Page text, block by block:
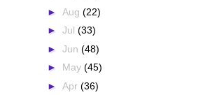
► Aug (22)
► Jul (33)
► Jun (48)
► May (45)
► Apr (36)